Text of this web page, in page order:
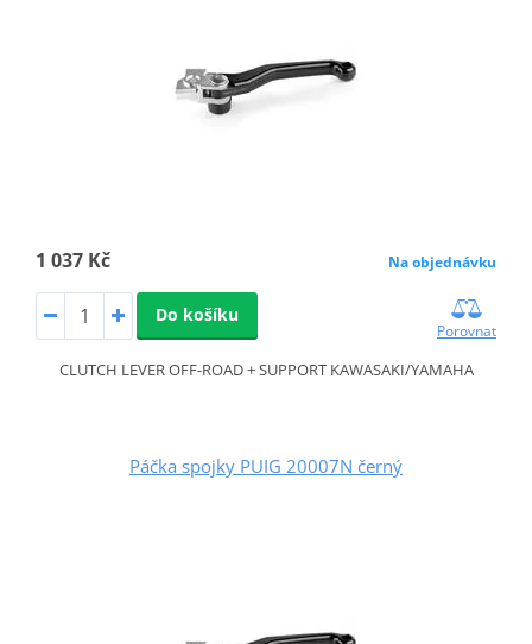
1 037 Kč Na objednávku
Do košíku
Porovnat
CLUTCH LEVER OFF-ROAD + SUPPORT KAWASAKI/YAMAHA
Páčka spojky PUIG 20007N černý